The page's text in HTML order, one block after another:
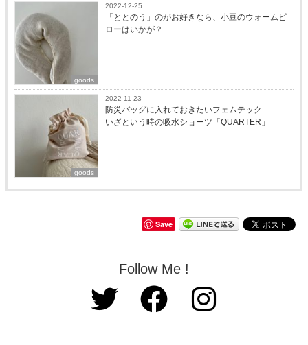
goods
2022-12-25
「ととのう」のがお好きなら、小豆のウォームピ
ローはいかが？
goods
2022-11-23
防災バッグに入れておきたいフェムテック
いざという時の吸水ショーツ「QUARTER」
Save
Follow Me !